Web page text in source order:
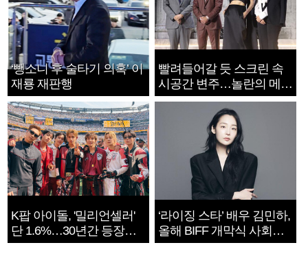
‘뺑소니 후 술타기 의혹’ 이
재룡 재판행
빨려들어갈 듯 스크린 속
시공간 변주…놀란의 메시
지는 ‘전쟁 속죄’
K팝 아이돌, '밀리언셀러'
단 1.6%…30년간 등장
1182개팀 전수조사
‘라이징 스타’ 배우 김민하,
올해 BIFF 개막식 사회자
확정